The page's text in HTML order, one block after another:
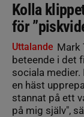
Kolla
för
Uttalande Mark
beteende i det
sociala
en häst
stannat på ett
på mig själv",